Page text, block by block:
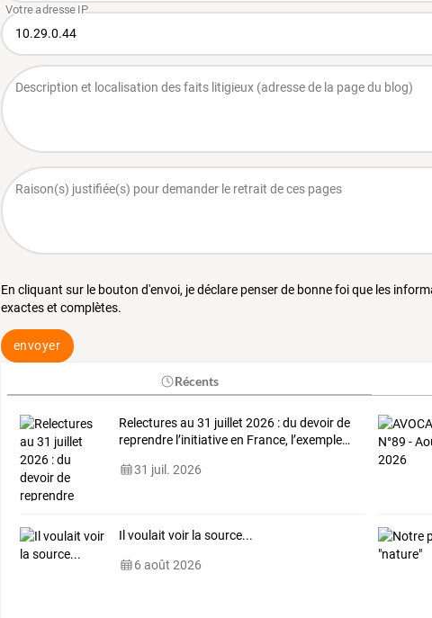
En cliquant sur le bouton d'envoi, je déclare penser de bonne foi que les
exactes et complètes.
envoyer
Récents
Relecturesau 31 juillet 2026:du devoirde
reprendrel’initiativeen France, l’exemple…
31 juil. 2026
Il voulait voir la source...
6 août 2026